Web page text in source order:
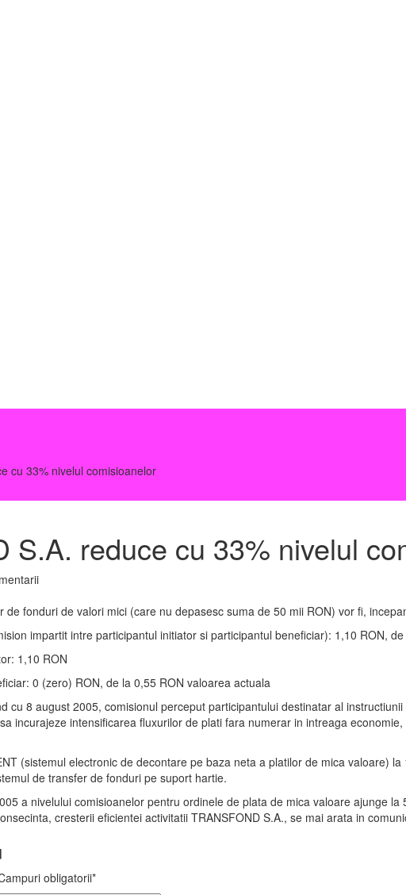
cu 33% nivelul comisioanelor
S.A. reduce cu 33% nivelul
de fonduri de valori mici (care nu depasesc suma de 50 mii RON) vor fi,
impartit intre participantul initiator si participantul beneficiar): 1,10 RON,
1,10 RON
0 (zero) RON, de la 0,55 RON valoarea actuala
cu 8 august 2005, comisionul perceput participantului destinatar al
incurajeze intensificarea fluxurilor de plati fara numerar in intreaga
(sistemul electronic de decontare pe baza neta a platilor de mica valoare)
de transfer de fonduri pe suport hartie.
a nivelului comisioanelor pentru ordinele de plata de mica valoare ajunge
cresterii eficientei activitatii TRANSFOND S.A., se mai arata in
obligatorii*